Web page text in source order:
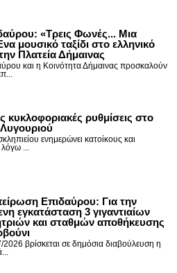
«Τρεις Φωνές... Μια
μουσικό ταξίδι στο ελληνικό
Πλατεία Δήμαινας
και η Κοινότητα Δήμαινας προσκαλούν
κυκλοφοριακές ρυθμίσεις στο
ενημερώνει κατοίκους και
λόγω ...
Επιδαύρου: Για την
εγκατάσταση 3 γιγαντιαίων
και σταθμών αποθήκευσης
2026 βρίσκεται σε δημόσια διαβούλευση η